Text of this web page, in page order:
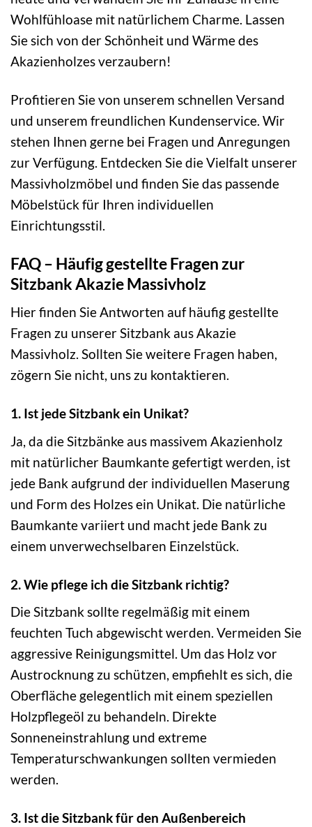
Wohlfühloase mit natürlichem Charme. Lassen
Sie sich von der Schönheit und Wärme des
Akazienholzes verzaubern!
Profitieren Sie von unserem schnellen Versand
und unserem freundlichen Kundenservice. Wir
stehen Ihnen gerne bei Fragen und Anregungen
zur Verfügung. Entdecken Sie die Vielfalt unserer
Massivholzmöbel und finden Sie das passende
Möbelstück für Ihren individuellen
Einrichtungsstil.
FAQ – Häufig gestellte Fragen zur
Sitzbank Akazie Massivholz
Hier finden Sie Antworten auf häufig gestellte
Fragen zu unserer Sitzbank aus Akazie
Massivholz. Sollten Sie weitere Fragen haben,
zögern Sie nicht, uns zu kontaktieren.
1. Ist jede Sitzbank ein Unikat?
Ja, da die Sitzbänke aus massivem Akazienholz
mit natürlicher Baumkante gefertigt werden, ist
jede Bank aufgrund der individuellen Maserung
und Form des Holzes ein Unikat. Die natürliche
Baumkante variiert und macht jede Bank zu
einem unverwechselbaren Einzelstück.
2. Wie pflege ich die Sitzbank richtig?
Die Sitzbank sollte regelmäßig mit einem
feuchten Tuch abgewischt werden. Vermeiden Sie
aggressive Reinigungsmittel. Um das Holz vor
Austrocknung zu schützen, empfiehlt es sich, die
Oberfläche gelegentlich mit einem speziellen
Holzpflegeöl zu behandeln. Direkte
Sonneneinstrahlung und extreme
Temperaturschwankungen sollten vermieden
werden.
3. Ist die Sitzbank für den Außenbereich